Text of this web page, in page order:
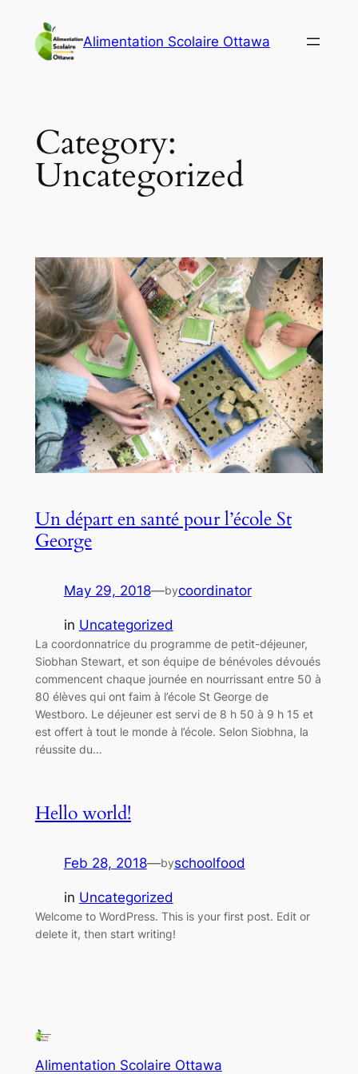
content
Alimentation Scolaire Ottawa
Category:
Uncategorized
Un départ en santé pour l’école St
George
May 29, 2018—bycoordinator
in Uncategorized
La coordonnatrice du programme de petit-déjeuner,
Siobhan Stewart, et son équipe de bénévoles dévoués
commencent chaque journée en nourrissant entre 50 à
80 élèves qui ont faim à l’école St George de
Westboro. Le déjeuner est servi de 8 h 50 à 9 h 15 et
est offert à tout le monde à l’école. Selon Siobhna, la
réussite du…
Hello world!
Feb 28, 2018—byschoolfood
in Uncategorized
Welcome to WordPress. This is your first post. Edit or
delete it, then start writing!
Alimentation Scolaire Ottawa